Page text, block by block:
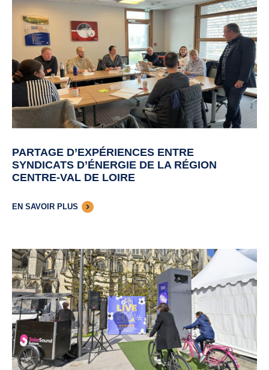
PARTAGE D’EXPÉRIENCES ENTRE
SYNDICATS D’ÉNERGIE DE LA RÉGION
CENTRE-VAL DE LOIRE
EN SAVOIR PLUS